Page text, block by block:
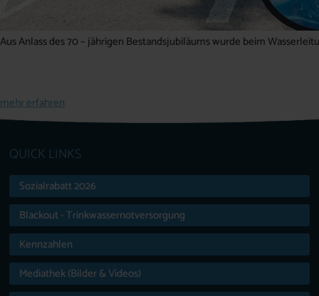
Aus Anlass des 70 – jährigen Bestandsjubiläums wurde beim
mehr erfahren
QUICK LINKS
Sozialrabatt 2026
Blackout - Trinkwassernotversorgung
Kennzahlen
Mediathek (Bilder & Videos)